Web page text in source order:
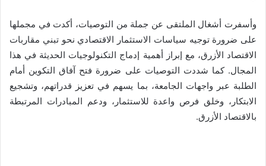
وأسفرت أشغال الملتقى عن جملة من التوصيات، أكدت في مجملها
على ضرورة توجيه سياسات الاستثمار الاقتصادي نحو تبني مقاربات
الاقتصاد الأزرق، مع إبراز أهمية إدماج التكنولوجيات الحديثة في هذا
المجال. كما شددت التوصيات على ضرورة فتح آفاق التكوين أمام
الطلبة عبر واجهات الجامعة، بما يسهم في تعزيز قدراتهم، وتشجيع
الابتكار، وخلق فرص واعدة للاستثمار، ودعم المبادرات المرتبطة
بالاقتصاد الأزرق.